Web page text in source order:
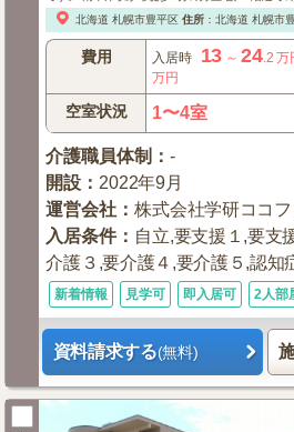
北海道 札幌市豊平区 住所： 北海道 札幌市
費用 入居時 13 ～24.2 万
万円
空室状況 1〜4室
介護職員体制 ：-
開設 ：2022年9月
運営会社 ：株式会社学研ココフ
入居条件： 自立,要支援１,要支
介護３,要介護４,要介護５,認知
新着情報 見学可 即入居可 2人部
資料請求する(無料)